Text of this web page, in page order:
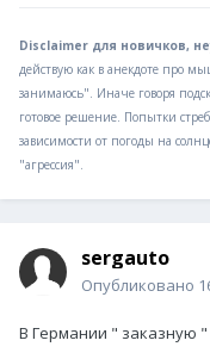
Disclaimer для новичков,
действую как в анекдоте про
занимаюсь". Иначе говоря
готовое решение. Попытки
зависимости от погоды на
"агрессия".
sergauto
Опубликовано
В Германии " заказную